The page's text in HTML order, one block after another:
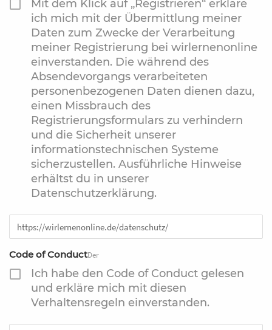
Mit dem Klick auf „Registrieren“ erkläre
ich mich mit der Übermittlung meiner
Daten zum Zwecke der Verarbeitung
meiner Registrierung bei wirlernenonline
einverstanden. Die während des
Absendevorgangs verarbeiteten
personenbezogenen Daten dienen dazu,
einen Missbrauch des
Registrierungsformulars zu verhindern
und die Sicherheit unserer
informationstechnischen Systeme
sicherzustellen. Ausführliche Hinweise
erhältst du in unserer
Datenschutzerklärung.
Code of ConductDer
Ich habe den Code of Conduct gelesen
und erkläre mich mit diesen
Verhaltensregeln einverstanden.